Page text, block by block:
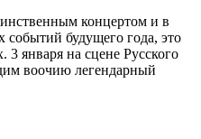
концертом и в
событий будущего года, это
3 января на сцене Русского
воочию легендарный